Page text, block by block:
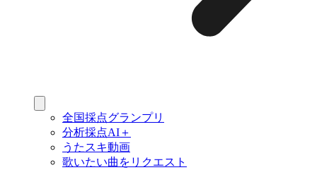
全国採点グランプリ
分析採点AI＋
うたスキ動画
歌いたい曲をリクエスト